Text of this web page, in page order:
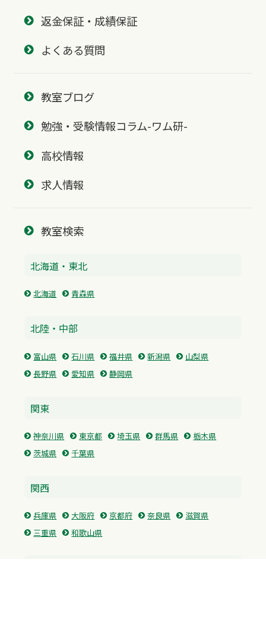
返金保証・成績保証
よくある質問
教室ブログ
勉強・受験情報コラム-ワム研-
高校情報
求人情報
教室検索
北海道・東北
北海道 青森県
北陸・中部
富山県 石川県 福井県 新潟県
山梨県
長野県
愛知県 静岡県
関東
神奈川県 東京都 埼玉県 群馬県
栃木県
茨城県
千葉県
関西
兵庫県 大阪府 京都府 奈良県
滋賀県
三重県
和歌山県